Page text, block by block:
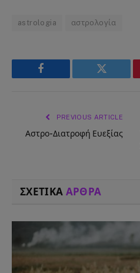
astrologia αστρολογία
Facebook Twitter
PREVIOUS ARTICLE
Αστρο-Διατροφή Ευεξίας
ΣΧΕΤΙΚΑ ΑΡΘΡΑ